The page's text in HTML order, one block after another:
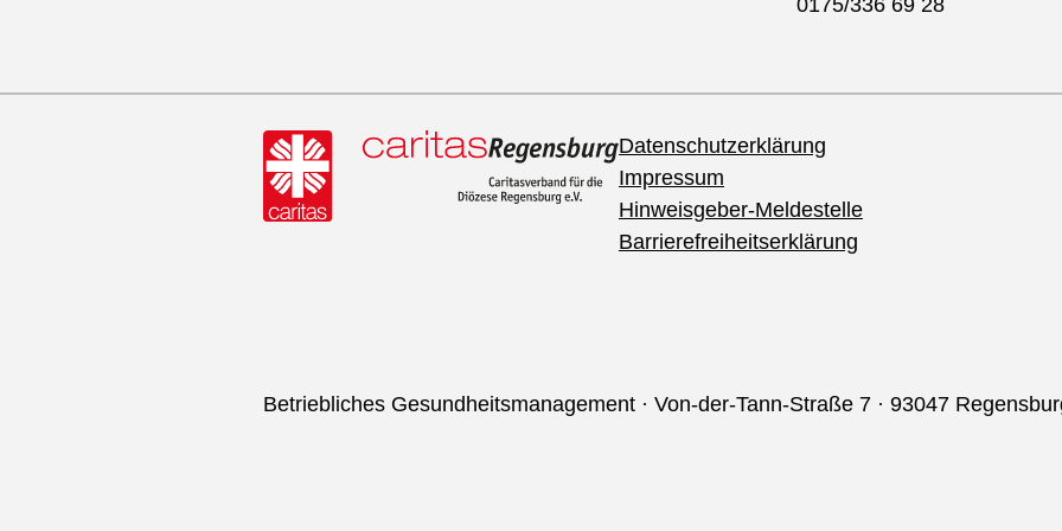
Datenschutzerklärung
Impressum
Hinweisgeber-Meldestelle
Barrierefreiheitserklärung
Betriebliches Gesundheitsmanagement · Von-der-Tann-Straße 7 · 93047